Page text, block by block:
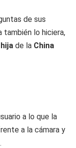
de sus
también lo hiciera,
hija de la China
a lo que la
a la cámara y